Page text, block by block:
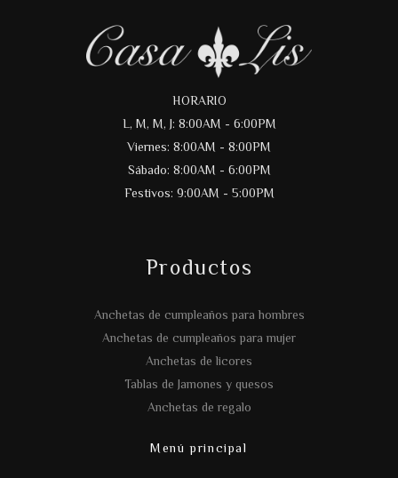
HORARIO
L, M, M, J: 8:00AM - 6:00PM
Viernes: 8:00AM - 8:00PM
Sábado: 8:00AM - 6:00PM
Festivos: 9:00AM - 5:00PM
Productos
Anchetas de cumpleaños para hombres
Anchetas de cumpleaños para mujer
Anchetas de licores
Tablas de Jamones y quesos
Anchetas de regalo
Menú principal